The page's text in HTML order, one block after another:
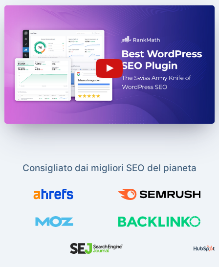
Consigliato dai migliori SEO del pianeta